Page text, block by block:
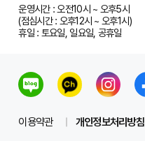
운영시간 : 오전10시 ~ 오후5시
(점심시간 : 오후12시 ~ 오후1시)
휴일 : 토요일, 일요일, 공휴일
이용약관 개인정보처리방침